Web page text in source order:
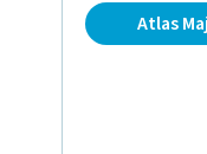
Atlas